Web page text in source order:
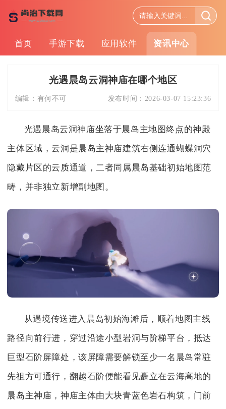
首页 手游下载 应用软件 资讯中心
光遇晨岛云洞神庙在哪个地区
编辑： 有何不可 发布时间： 2026-03-07 15:23:36
光遇晨岛云洞神庙坐落于晨岛主地图终点的神殿
主体区域，云洞是晨岛主神庙建筑右侧连通蝴蝶洞穴
隐藏片区的云质通道，二者同属晨岛基础初始地图范
畴，并非独立新增副地图。
从遇境传送进入晨岛初始海滩后，顺着地图主线
路径向前行进，穿过沿途小型岩洞与阶梯平台，抵达
巨型石阶屏障处，该屏障需要解锁至少一名晨岛常驻
先祖方可通行，翻越石阶便能看见矗立在云海高地的
晨岛主神庙，神庙主体由大块青蓝色岩石构筑，门前